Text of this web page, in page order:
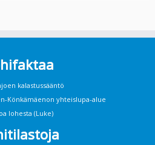
kalastussääntö
Könkämäenon yhteislupa-alue
lohesta (Luke)